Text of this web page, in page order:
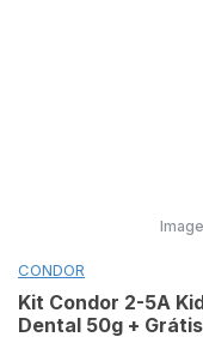
CONDOR
Kit Condor 2-5A
Dental 50g +